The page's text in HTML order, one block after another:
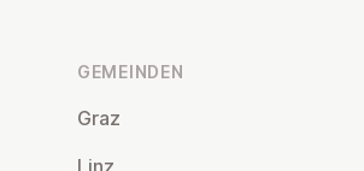
GEMEINDEN
Graz
Linz